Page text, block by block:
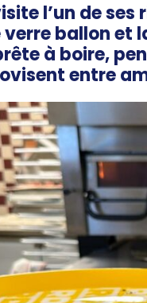
l’un de
ballon et
à boire,
entre